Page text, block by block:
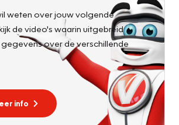
weten over jouw volgende
de video's waarin uitgebreid
over de verschillende
info